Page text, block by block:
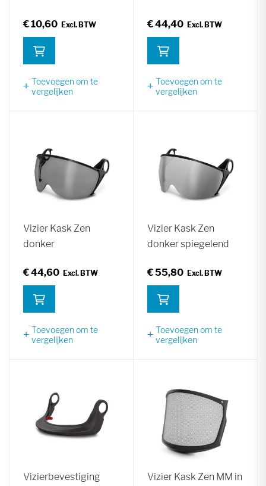
€ 10,60
Toevoegen om te
vergelijken
€ 44,40
Toevoegen om te
vergelijken
Vizier Kask Zen
donker
€ 44,60
Toevoegen om te
vergelijken
Vizier Kask Zen
donker spiegelend
€ 55,80
Toevoegen om te
vergelijken
Vizierbevestiging
Vizier Kask Zen MM in